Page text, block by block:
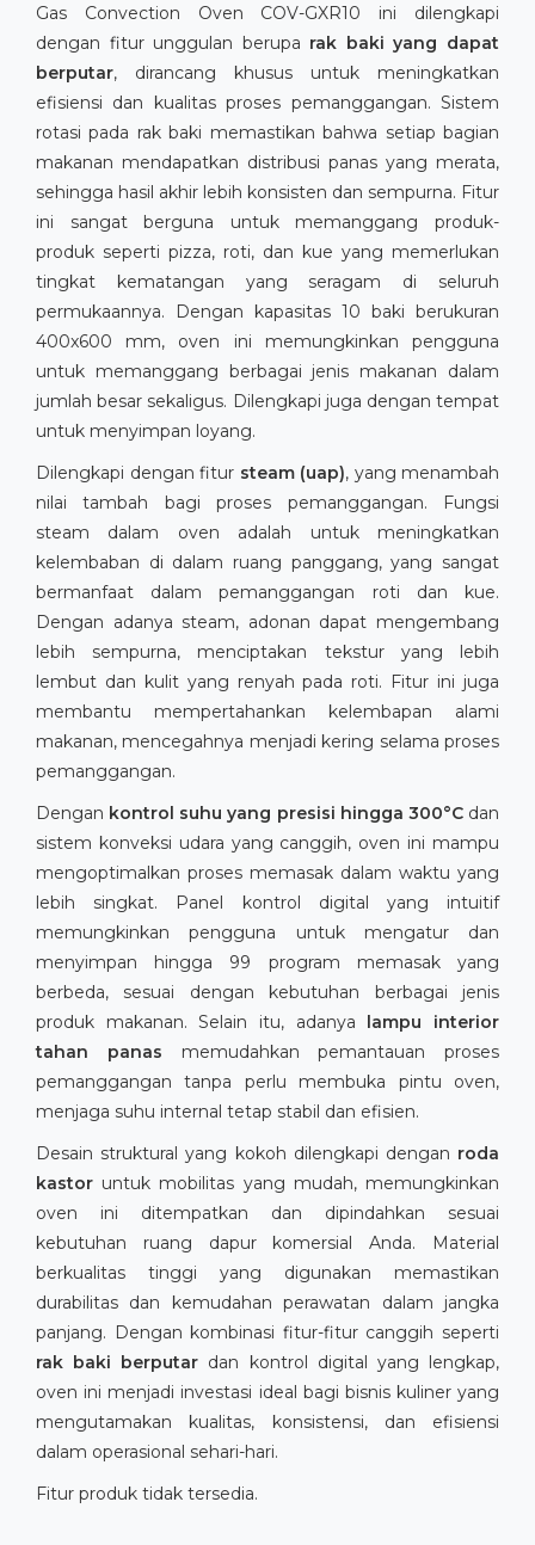
Gas Convection Oven COV-GXR10 ini dilengkapi
dengan fitur unggulan berupa rak baki yang dapat
berputar, dirancang khusus untuk meningkatkan
efisiensi dan kualitas proses pemanggangan. Sistem
rotasi pada rak baki memastikan bahwa setiap bagian
makanan mendapatkan distribusi panas yang merata,
sehingga hasil akhir lebih konsisten dan sempurna. Fitur
ini sangat berguna untuk memanggang produk-
produk seperti pizza, roti, dan kue yang memerlukan
tingkat kematangan yang seragam di seluruh
permukaannya. Dengan kapasitas 10 baki berukuran
400x600 mm, oven ini memungkinkan pengguna
untuk memanggang berbagai jenis makanan dalam
jumlah besar sekaligus. Dilengkapi juga dengan tempat
untuk menyimpan loyang.
Dilengkapi dengan fitur steam (uap), yang menambah
nilai tambah bagi proses pemanggangan. Fungsi
steam dalam oven adalah untuk meningkatkan
kelembaban di dalam ruang panggang, yang sangat
bermanfaat dalam pemanggangan roti dan kue.
Dengan adanya steam, adonan dapat mengembang
lebih sempurna, menciptakan tekstur yang lebih
lembut dan kulit yang renyah pada roti. Fitur ini juga
membantu mempertahankan kelembapan alami
makanan, mencegahnya menjadi kering selama proses
pemanggangan.
Dengan kontrol suhu yang presisi hingga 300°Cdan
sistem konveksi udara yang canggih, oven ini mampu
mengoptimalkan proses memasak dalam waktu yang
lebih singkat. Panel kontrol digital yang intuitif
memungkinkan pengguna untuk mengatur dan
menyimpan hingga 99 program memasak yang
berbeda, sesuai dengan kebutuhan berbagai jenis
produk makanan. Selain itu, adanya lampu interior
tahan panas memudahkan pemantauan proses
pemanggangan tanpa perlu membuka pintu oven,
menjaga suhu internal tetap stabil dan efisien.
Desain struktural yang kokoh dilengkapi dengan roda
kastor untuk mobilitas yang mudah, memungkinkan
oven ini ditempatkan dan dipindahkan sesuai
kebutuhan ruang dapur komersial Anda. Material
berkualitas tinggi yang digunakan memastikan
durabilitas dan kemudahan perawatan dalam jangka
panjang. Dengan kombinasi fitur-fitur canggih seperti
rak baki berputar dan kontrol digital yang lengkap,
oven ini menjadi investasi ideal bagi bisnis kuliner yang
mengutamakan kualitas, konsistensi, dan efisiensi
dalam operasional sehari-hari.
Fitur produk tidak tersedia.